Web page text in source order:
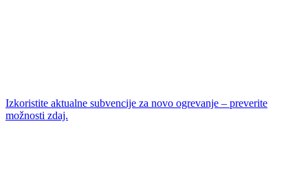
Izkoristite aktualne subvencije za novo ogrevanje – preverite
možnosti zdaj.